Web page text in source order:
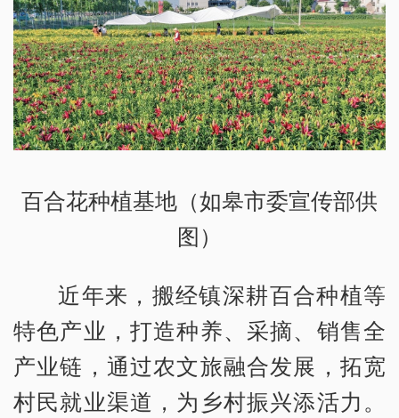
百合花种植基地（如皋市委宣传部供
图）
近年来，搬经镇深耕百合种植等
特色产业，打造种养、采摘、销售全
产业链，通过农文旅融合发展，拓宽
村民就业渠道，为乡村振兴添活力。